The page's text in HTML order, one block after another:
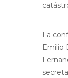
La
Emilio